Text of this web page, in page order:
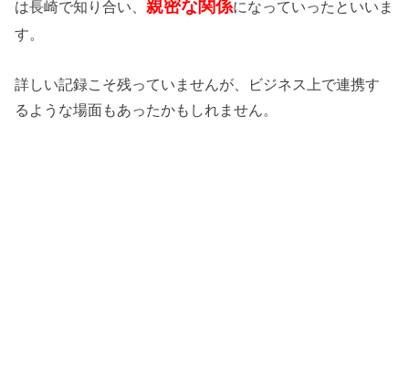
は長崎で知り合い、 親密な関係になっていったといいま
す。
詳しい記録こそ残っていませんが、ビジネス上で連携す
るような場面もあったかもしれません。